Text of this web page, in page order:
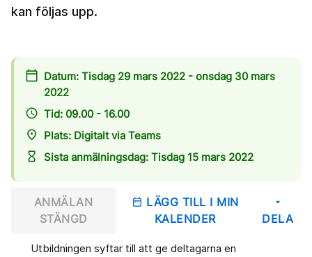
kan följas upp.
calendar_today Datum: Tisdag 29 mars 2022 - onsdag 30 mars
2022
access_time Tid: 09.00 - 16.00
place
Plats: Digitalt via Teams
hourglass_empty
Sista anmälningsdag: Tisdag 15 mars 2022
ANMÄLAN
STÄNGD
date_range LÄGG TILL I MIN
KALENDER
arrow_drop_down
DELA
Utbildningen syftar till att ge deltagarna en